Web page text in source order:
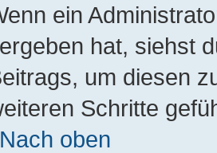
ein
hat, siehst
um diesen
Schritte
Nach oben